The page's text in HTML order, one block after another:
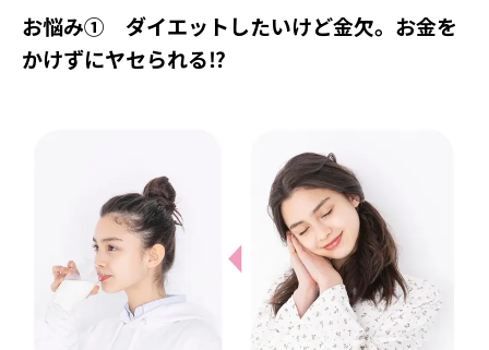
ゲッターズ飯田
MISS SEVENTEEN
Seventeenについて
Follow us
お悩み① ダイエットしたいけど金欠。お金を
かけずにヤセられる⁉